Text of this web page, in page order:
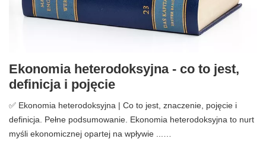
Ekonomia heterodoksyjna - co to jest,
definicja i pojęcie
✅ Ekonomia heterodoksyjna | Co to jest, znaczenie, pojęcie i
definicja. Pełne podsumowanie. Ekonomia heterodoksyjna to nurt
myśli ekonomicznej opartej na wpływie ...…